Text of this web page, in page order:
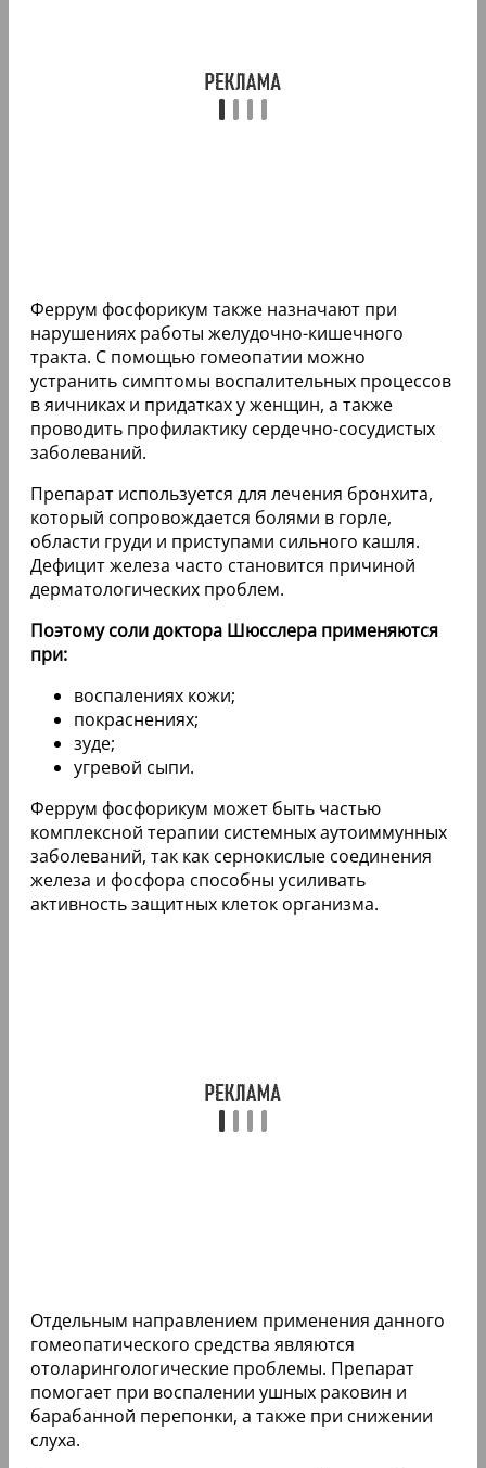
Феррум фосфорикум также назначают при
нарушениях работы желудочно-кишечного
тракта. С помощью гомеопатии можно
устранить симптомы воспалительных процессов
в яичниках и придатках у женщин, а также
проводить профилактику сердечно-сосудистых
заболеваний.
Препарат используется для лечения бронхита,
который сопровождается болями в горле,
области груди и приступами сильного кашля.
Дефицит железа часто становится причиной
дерматологических проблем.
Поэтому соли доктора Шюсслера применяются
при:
воспалениях кожи;
покраснениях;
зуде;
угревой сыпи.
Феррум фосфорикум может быть частью
комплексной терапии системных аутоиммунных
заболеваний, так как сернокислые соединения
железа и фосфора способны усиливать
активность защитных клеток организма.
Отдельным направлением применения данного
гомеопатического средства являются
отоларингологические проблемы. Препарат
помогает при воспалении ушных раковин и
барабанной перепонки, а также при снижении
слуха.